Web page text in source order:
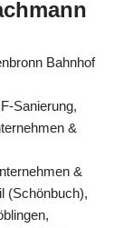
Bahnhof
Sanierung,
&
&
(Schönbuch),